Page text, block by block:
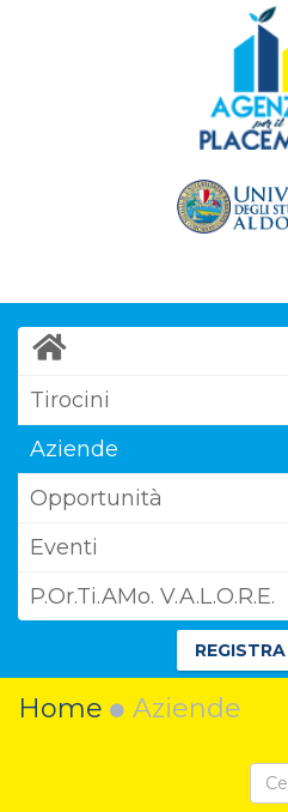
Tirocini
Aziende
Opportunità
Eventi
P.Or.Ti.AMo. V.A.L.O.R.E.
Home Aziende